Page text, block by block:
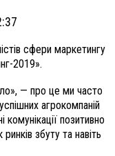
сфери маркетингу
2019».
— про це ми часто
агрокомпаній
позитивно
збуту та навіть